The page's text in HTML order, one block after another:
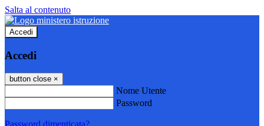
Salta al contenuto
Accedi
Accedi
button close ×
Nome Utente
Password